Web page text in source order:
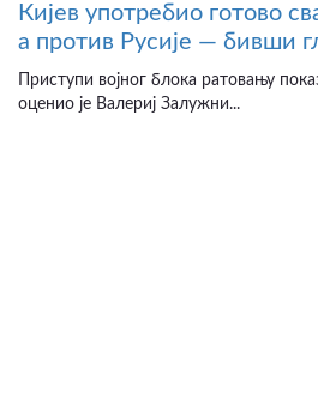
Кијев употребио готово
а против Русије — бивши
Приступи војног блока ратовању
оценио је Валериј Залужни...